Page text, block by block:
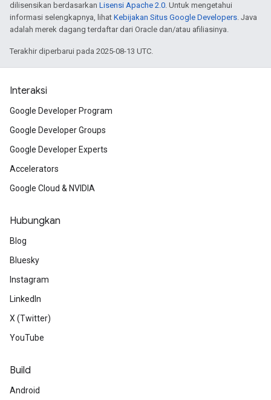
dilisensikan berdasarkan Lisensi Apache 2.0. Untuk mengetahui
informasi selengkapnya, lihat Kebijakan Situs Google Developers. Java
adalah merek dagang terdaftar dari Oracle dan/atau afiliasinya.
Terakhir diperbarui pada 2025-08-13 UTC.
Interaksi
Google Developer Program
Google Developer Groups
Google Developer Experts
Accelerators
Google Cloud & NVIDIA
Hubungkan
Blog
Bluesky
Instagram
LinkedIn
X (Twitter)
YouTube
Build
Android